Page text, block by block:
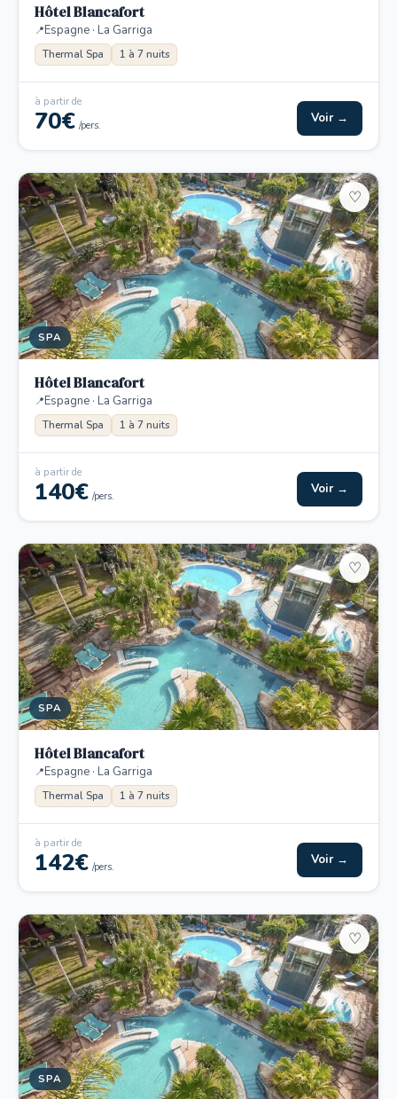
Hôtel Blancafort
Espagne · La Garriga
Thermal Spa 1 à 7 nuits
à partir de
70€ /pers. Voir →
SPA
♡
Hôtel Blancafort
Espagne · La Garriga
Thermal Spa 1 à 7 nuits
à partir de
140€ /pers. Voir →
SPA
♡
Hôtel Blancafort
Espagne · La Garriga
Thermal Spa 1 à 7 nuits
à partir de
142€ /pers. Voir →
SPA
♡